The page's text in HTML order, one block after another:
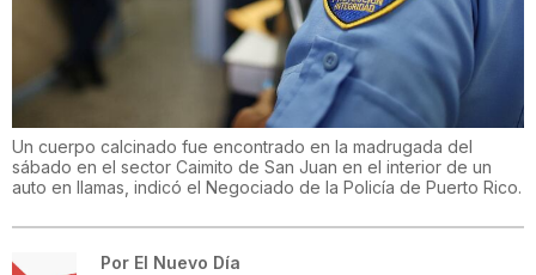
Un cuerpo calcinado fue encontrado en la madrugada del
sábado en el sector Caimito de San Juan en el interior de un
auto en llamas, indicó el Negociado de la Policía de Puerto Rico.
Por El Nuevo Día